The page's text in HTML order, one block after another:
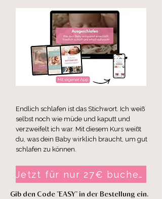
Endlich schlafen ist das Stichwort. Ich weiß
selbst noch wie müde und kaputt und
verzweifelt ich war. Mit diesem Kurs weißt
du, was dein Baby wirklich braucht, um gut
schlafen zu können.
Jetzt für nur 27€ buchen
Gib den Code "EASY" in der Bestellung ein.